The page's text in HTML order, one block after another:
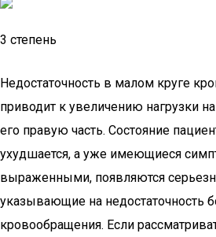
3 степень
Недостаточность в малом круге
приводит к увеличению нагрузки
его правую часть. Состояние
ухудшается, а уже имеющиеся
выраженными, появляются
указывающие на недостаточность
кровообращения. Если